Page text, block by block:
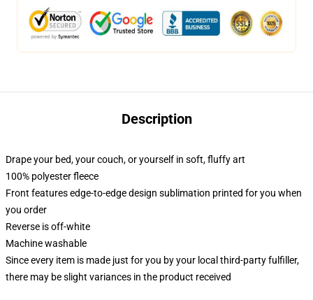
Description
Drape your bed, your couch, or yourself in soft, fluffy art
100% polyester fleece
Front features edge-to-edge design sublimation printed for you when
you order
Reverse is off-white
Machine washable
Since every item is made just for you by your local third-party fulfiller,
there may be slight variances in the product received